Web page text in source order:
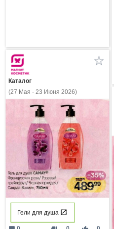
Каталог
(27 Мая - 23 Июня 2026)
Гели для душа